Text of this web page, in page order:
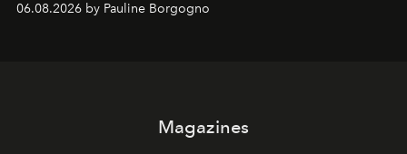
06.08.2026 by Pauline Borgogno
Magazines